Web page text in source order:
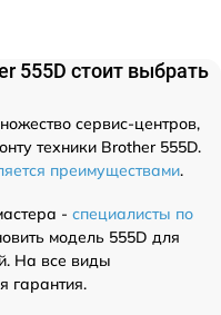
555D стоит выбрать
сервис-центров,
техники Brother 555D.
преимуществами.
- специалисты по
модель 555D для
На все виды
гарантия.